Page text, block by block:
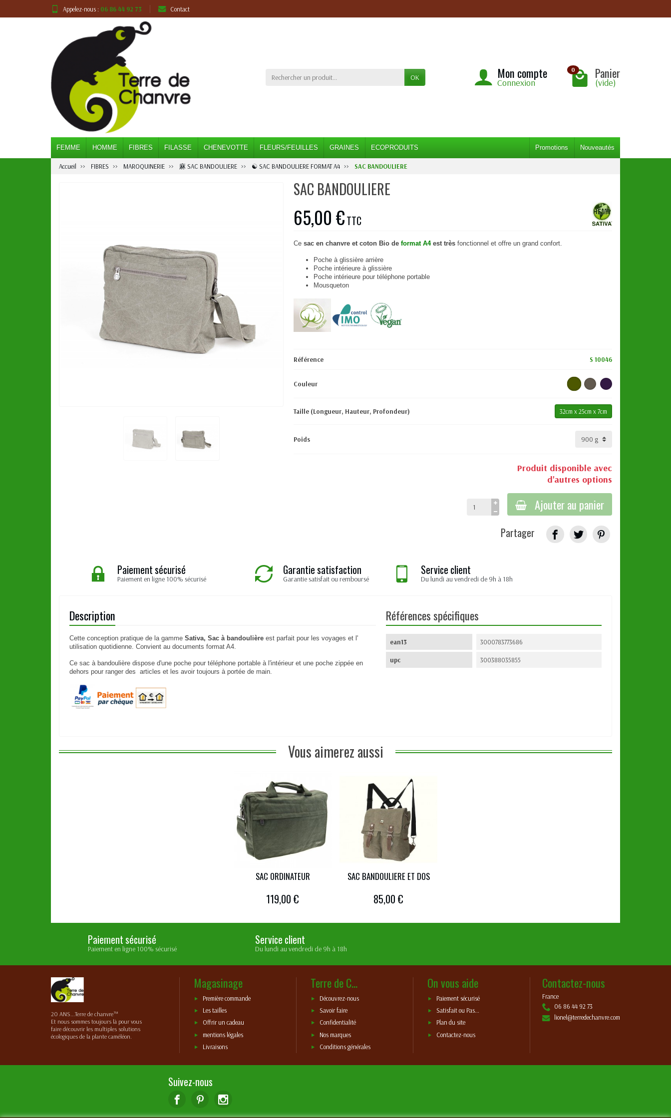
Appelez-nous : 06 86 44 92 73 Contact
OK Mon compte
Connexion
0 Panier
(vide)
FEMME HOMME FIBRES FILASSE CHENEVOTTE FLEURS/FEUILLES GRAINES ECOPRODUITS Promotions Nouveautés
Accueil FIBRES MAROQUINERIE ⿇ SAC BANDOULIERE ☯ SAC BANDOULIERE FORMAT A4 SAC BANDOULIERE
SAC BANDOULIERE
65,00 €TTC
Ce sac en chanvre et coton Bio de format A4est très fonctionnel et offre un grand confort.
Poche à glissière arrière
Poche intérieure à glissière
Poche intérieure pour téléphone portable
Mousqueton
Référence S 10046
Couleur
Taille (Longueur, Hauteur, Profondeur) 32cm x 25cm x 7cm
Poids
Produit disponible avec
d'autres options
Ajouter au panier
Partager
Paiement sécurisé
Paiement en ligne 100% sécurisé
Garantie satisfaction
Garantie satisfait ou remboursé
Service client
Du lundi au vendredi de 9h à 18h
Description
Cette conception pratique de la gamme Sativa, Sac à bandoulière est parfait pour les voyages et l'
utilisation quotidienne. Convient au documents format A4.
Ce sac à bandoulière dispose d'une poche pour téléphone portable à l'intérieur et une poche zippée en
dehors pour ranger des articles et les avoir toujours à portée de main.
Références spécifiques
ean13 3000783773686
upc 300388035855
Vous aimerez aussi
SAC ORDINATEUR
119,00 €
SAC BANDOULIERE ET DOS
85,00 €
Paiement sécurisé
Paiement en ligne 100% sécurisé
Service client
Du lundi au vendredi de 9h à 18h
20 ANS...Terre de chanvre™
Et nous sommes toujours là pour vous
faire découvrir les multiples solutions
écologiques de la plante caméléon.
Magasinage
Première commande
Les tailles
Offrir un cadeau
mentions légales
Livraisons
Terre de C...
Découvrez-nous
Savoir faire
Confidentialité
Nos marques
Conditions générales
On vous aide
Paiement sécurisé
Satisfait ou Pas...
Plan du site
Contactez-nous
Contactez-nous
France
06 86 44 92 73
lionel@terredechanvre.com
Suivez-nous